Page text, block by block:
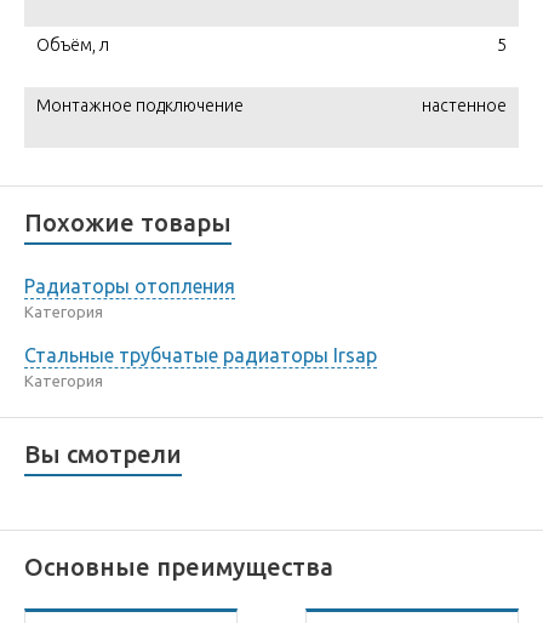
Объём, л 5
Монтажное подключение настенное
Похожие товары
Радиаторы отопления
Категория
Стальные трубчатые радиаторы Irsap
Категория
Вы смотрели
Основные преимущества